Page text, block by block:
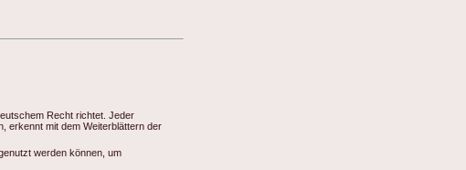
Recht richtet. Jeder
erkennt mit dem Weiterblättern der
werden können, um